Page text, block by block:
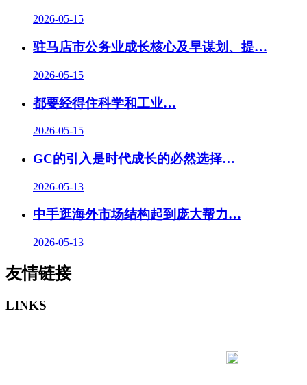
2026-05-15
驻马店市公务业成长核心及早谋划、提…
2026-05-15
都要经得住科学和工业…
2026-05-15
GC的引入是时代成长的必然选择…
2026-05-13
中手逛海外市场结构起到庞大帮力…
2026-05-13
友情链接
LINKS